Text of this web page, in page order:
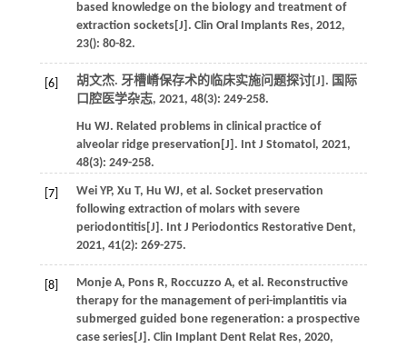
based knowledge on the biology and treatment of
extraction sockets[J]. Clin Oral Implants Res, 2012,
23(): 80-82.
[6] 胡文杰. 牙槽嵴保存术的临床实施问题探讨[J]. 国际
口腔医学杂志, 2021, 48(3): 249-258.
Hu WJ. Related problems in clinical practice of
alveolar ridge preservation[J]. Int J Stomatol, 2021,
48(3): 249-258.
[7] Wei YP, Xu T, Hu WJ, et al. Socket preservation
following extraction of molars with severe
periodontitis[J]. Int J Periodontics Restorative Dent,
2021, 41(2): 269-275.
[8] Monje A, Pons R, Roccuzzo A, et al. Reconstructive
therapy for the management of peri-implantitis via
submerged guided bone regeneration: a prospective
case series[J]. Clin Implant Dent Relat Res, 2020,